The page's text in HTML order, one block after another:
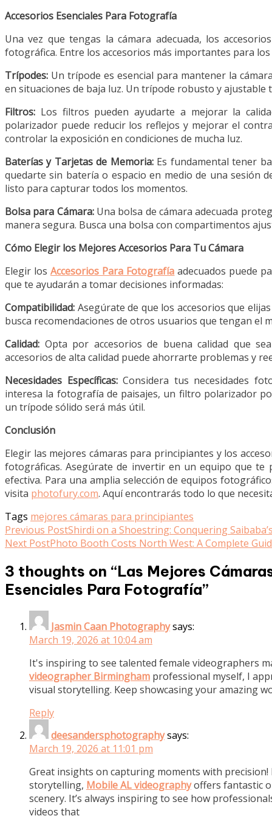
Accesorios Esenciales Para Fotografía
Una vez que tengas la cámara adecuada, los
fotográfica. Entre los accesorios más importantes para
Trípodes: Un trípode es esencial para mantener la
en situaciones de baja luz. Un trípode robusto y
Filtros: Los filtros pueden ayudarte a mejorar la
polarizador puede reducir los reflejos y mejorar el
controlar la exposición en condiciones de mucha luz.
Baterías y Tarjetas de Memoria:Es fundamental tener
quedarte sin batería o espacio en medio de una sesión
listo para capturar todos los momentos.
Bolsa para Cámara:Una bolsa de cámara adecuada
manera segura. Busca una bolsa con compartimentos
Cómo Elegir los Mejores Accesorios Para Tu Cámara
Elegir losAccesorios Para Fotografía adecuados puede
que te ayudarán a tomar decisiones informadas:
Compatibilidad: Asegúrate de que los accesorios que
busca recomendaciones de otros usuarios que tengan el
Calidad: Opta por accesorios de buena calidad que
accesorios de alta calidad puede ahorrarte problemas y
Necesidades Específicas:Considera tus necesidades
interesa la fotografía de paisajes, un filtro polarizador
un trípode sólido será más útil.
Conclusión
Elegir las mejores cámaras para principiantes y los
fotográficas. Asegúrate de invertir en un equipo que
efectiva. Para una amplia selección de equipos
visita photofury.com. Aquí encontrarás todo lo que
Tags mejores cámaras para principiantes
Read
more
articles
Previous PostShirdi on a Shoestring: Conquering
Next PostPhoto Booth Costs North West: A Complete
3 thoughts on “Las Mejores
Esenciales Para Fotografía”
Jasmin Caan Photographysays:
March 19, 2026 at 10:04 am
It's inspiring to see talented female videographers
videographer Birmingham professional myself, I
visual storytelling. Keep showcasing your amazing
Reply
deesandersphotographysays:
March 19, 2026 at 11:01 pm
Great insights on capturing moments with
storytelling, Mobile AL videographyoffers fantastic
scenery. It’s always inspiring to see how
videos that